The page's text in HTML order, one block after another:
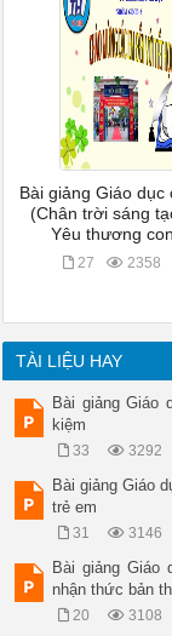
Bài giảng Giáo dục
(Chân trời sáng
Yêu thương
27 2358
TÀI LIỆU HAY
Bài giảng Giáo
kiệm
33 3292
Bài giảng Giáo
trẻ em
31 3146
Bài giảng Giáo
nhận thức bản
20 3108